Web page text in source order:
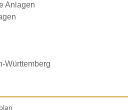
Anlagen
Württemberg